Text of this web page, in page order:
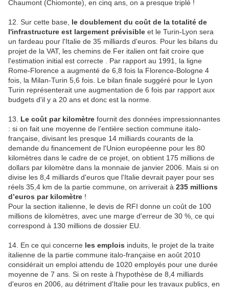
Chaumont (Chiomonte), en cinq ans, on a presque triplé !
12. Sur cette base, le doublement du coût de la totalité de
l'infrastructure est largement prévisible et le Turin-Lyon sera
un fardeau pour l'Italie de 35 milliards d'euros. Pour les bilans du
projet de la VAT, les chemins de Fer italien ont fait croire que
l'estimation initial est correcte . Par rapport au 1991, la ligne
Rome-Florence a augmenté de 6,8 fois la Florence-Bologne 4
fois, la Milan-Turin 5,6 fois. Le bilan finale suggéré pour le Lyon
Turin représenterait une augmentation de 6 fois par rapport aux
budgets d'il y a 20 ans et donc est la norme.
13. Le coût par kilomètre fournit des données impressionnantes
: si on fait une moyenne de l’entière section commune italo-
française, divisant les presque 14 milliards courants de la
demande du financement de l'Union européenne pour les 80
kilomètres dans le cadre de ce projet, on obtient 175 millions de
dollars par kilomètre dans la monnaie de janvier 2006. Mais si on
divise les 8,4 milliards d'euros que l'Italie devrait payer pour ses
réels 35,4 km de la partie commune, on arriverait à 235 millions
d’euros par kilomètre !
Pour la section italienne, le devis de RFI donne un coût de 100
millions de kilomètres, avec une marge d'erreur de 30 %, ce qui
correspond à 130 millions de dossier EU.
14. En ce qui concerne les emplois induits, le projet de la traite
italienne de la partie commune italo-française en août 2010
considérait un emploi attendu de 1020 employés pour une durée
moyenne de 7 ans. Si on reste à l'hypothèse de 8,4 milliards
d'euros en 2006, au détriment d'Italie pour les travaux publics, en